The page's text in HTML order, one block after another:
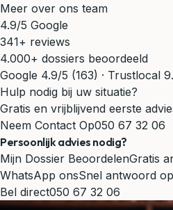
Meer over ons team
4.9/5 Google
341+ reviews
4.000+ dossiers beoordeeld
Google 4.9/5 (163) · Trustlocal
Hulp nodig bij uw situatie?
Gratis en vrijblijvend eerste
Neem Contact Op050 67 32 06
Persoonlijk advies nodig?
Mijn Dossier BeoordelenGratis
WhatsApp onsSnel antwoord
Bel direct050 67 32 06